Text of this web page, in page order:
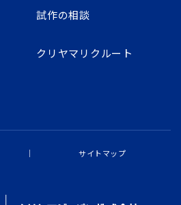
試作の相談
クリヤマリクルート
サイトマップ